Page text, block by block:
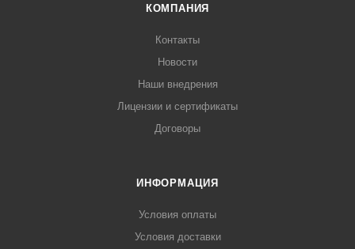
КОМПАНИЯ
Контакты
Новости
Наши внедрения
Лицензии и сертификаты
Договоры
ИНФОРМАЦИЯ
Условия оплаты
Условия доставки